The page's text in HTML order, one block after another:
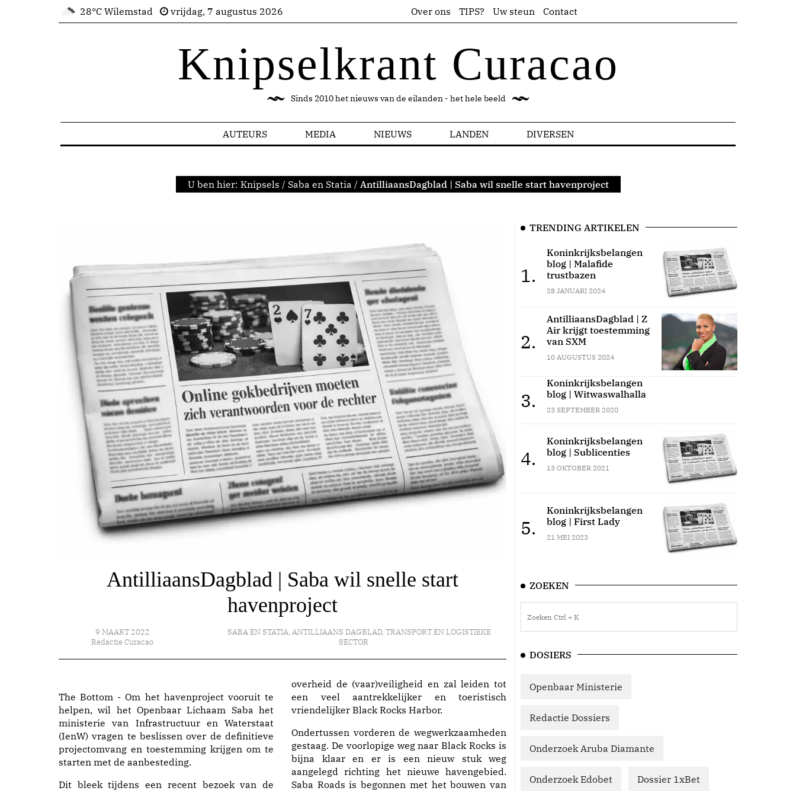
28°C Wilemstad vrijdag, 7 augustus 2026 Over ons TIPS? Uw steun Contact
Knipselkrant Curacao
Sinds 2010 het nieuws van de eilanden - het hele beeld
AUTEURS MEDIA NIEUWS LANDEN DIVERSEN
U ben hier: Knipsels / Saba en Statia / AntilliaansDagblad | Saba wil snelle start havenproject
AntilliaansDagblad | Saba wil snelle start
havenproject
9 MAART 2022
Redactie Curacao
SABA EN STATIA,ANTILLIAANS DAGBLAD,TRANSPORT EN LOGISTIEKE
SECTOR
The Bottom - Om het havenproject vooruit te
helpen, wil het Openbaar Lichaam Saba het
ministerie van Infrastructuur en Waterstaat
(IenW) vragen te beslissen over de definitieve
projectomvang en toestemming krijgen om te
starten met de aanbesteding.
Dit bleek tijdens een recent bezoek van de
overheid de (vaar)veiligheid en zal leiden tot
een veel aantrekkelijker en toeristisch
vriendelijker Black Rocks Harbor.
Ondertussen vorderen de wegwerkzaamheden
gestaag. De voorlopige weg naar Black Rocks is
bijna klaar en er is een nieuw stuk weg
aangelegd richting het nieuwe havengebied.
Saba Roads is begonnen met het bouwen van
TRENDING ARTIKELEN
1.
Koninkrijksbelangen
blog | Malafide
trustbazen
28 JANUARI 2024
2.
AntilliaansDagblad | Z
Air krijgt toestemming
van SXM
10 AUGUSTUS 2024
3.
Koninkrijksbelangen
blog | Witwaswalhalla
23 SEPTEMBER 2020
4.
Koninkrijksbelangen
blog | Sublicenties
13 OKTOBER 2021
5.
Koninkrijksbelangen
blog | First Lady
21 MEI 2023
ZOEKEN
DOSIERS
Openbaar Ministerie
Redactie Dossiers
Onderzoek Aruba Diamante
Onderzoek Edobet Dossier 1xBet